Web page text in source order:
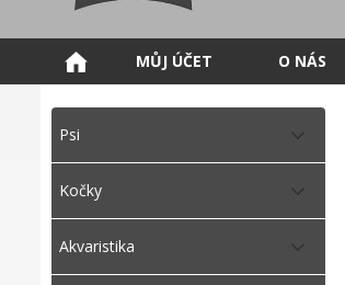
MŮJ ÚČET O NÁS
Psi
Kočky
Akvaristika